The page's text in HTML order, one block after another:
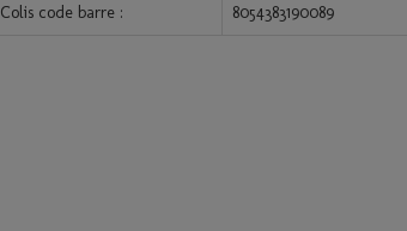
Colis code barre : 8054383190089